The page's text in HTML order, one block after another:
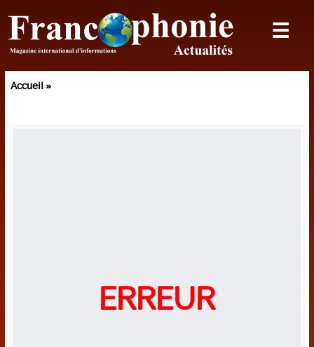
ACTUALITES
Politique
☰
Accueil »
ERREUR